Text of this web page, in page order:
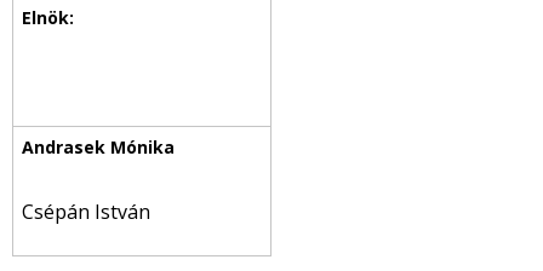
Csépán István